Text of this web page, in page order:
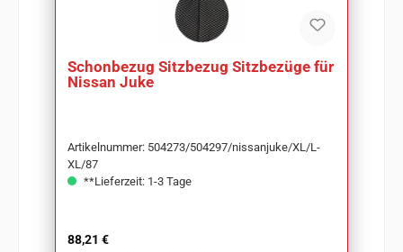
Schonbezug Sitzbezug Sitzbezüge für
Nissan Juke
Artikelnummer: 504273/504297/nissanjuke/XL/L-
XL/87
**Lieferzeit: 1-3 Tage
Regulärer Preis:
88,21 €